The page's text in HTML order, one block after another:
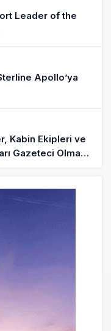
Leader of the
Apollo’ya
Kabin Ekipleri ve
Gazeteci Olmaya
iki FAM Trip
İçin Yeni
açıkladı: